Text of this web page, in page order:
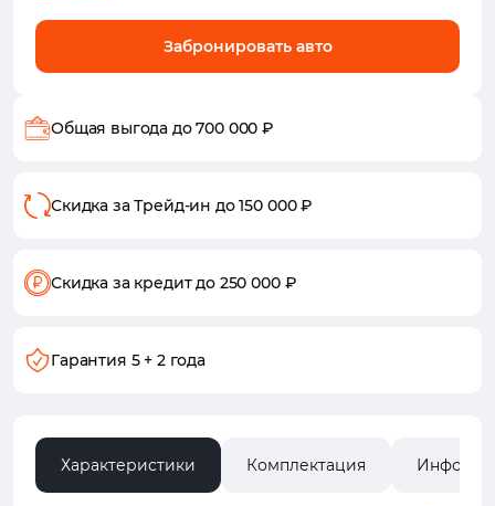
Забронировать авто
Общая выгода до 700 000 ₽
Скидка за Трейд-ин до 150 000 ₽
Скидка за кредитдо 250 000 ₽
Гарантия 5 + 2 года
Характеристики Комплектация